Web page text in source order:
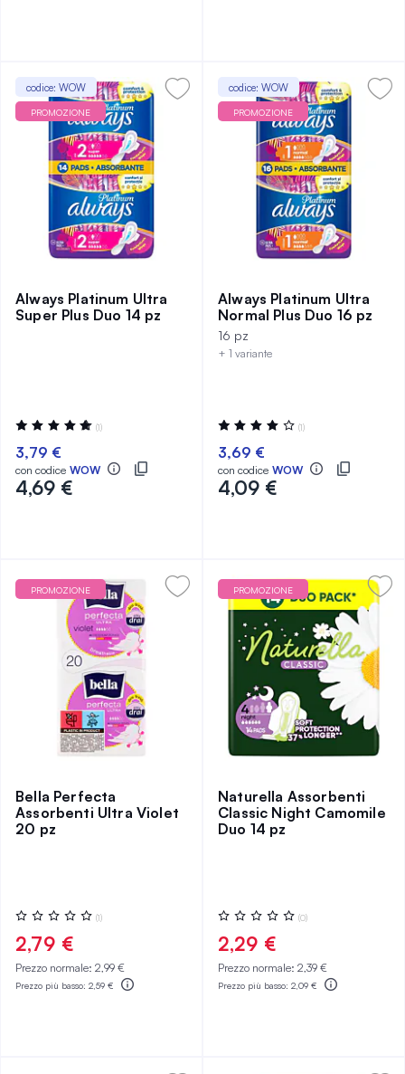
codice: WOW
PROMOZIONE
Always Platinum Ultra
Super Plus Duo 14 pz
Valutazione:
100%
(1)
3,79 €
con codice WOW
4,69 €
codice: WOW
PROMOZIONE
Always Platinum Ultra
Normal Plus Duo 16 pz
16 pz
+ 1 variante
Valutazione:
80%
(1)
3,69 €
con codice WOW
4,09 €
PROMOZIONE
Bella Perfecta
Assorbenti Ultra Violet
20 pz
Valutazione:
0%
(1)
2,79 €
Prezzo normale: 2,99 €
Prezzo più basso: 2,59 €
PROMOZIONE
Naturella Assorbenti
Classic Night Camomile
Duo 14 pz
Valutazione:
0%
(0)
2,29 €
Prezzo normale: 2,39 €
Prezzo più basso: 2,09 €